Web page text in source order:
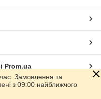
Prom.ua
Замовлення та
з 09:00 найближчого